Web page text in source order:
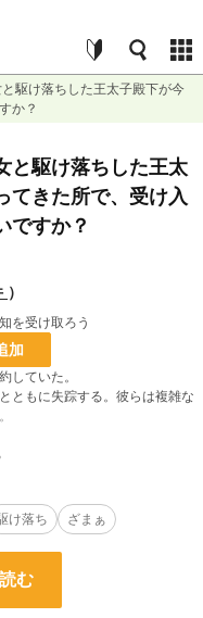
駆け落ちした王太子殿下が今
か？
と駆け落ちした王太
てきた所で、受け入
ですか？
）
を受け取ろう
加
していた。
ともに失踪する。彼らは複雑な
することになった。
ユーリアは王国を導いていくこ
た。
を選んだのだ。
す。最早この国に、王太子の居
け落ち ざまぁ
む